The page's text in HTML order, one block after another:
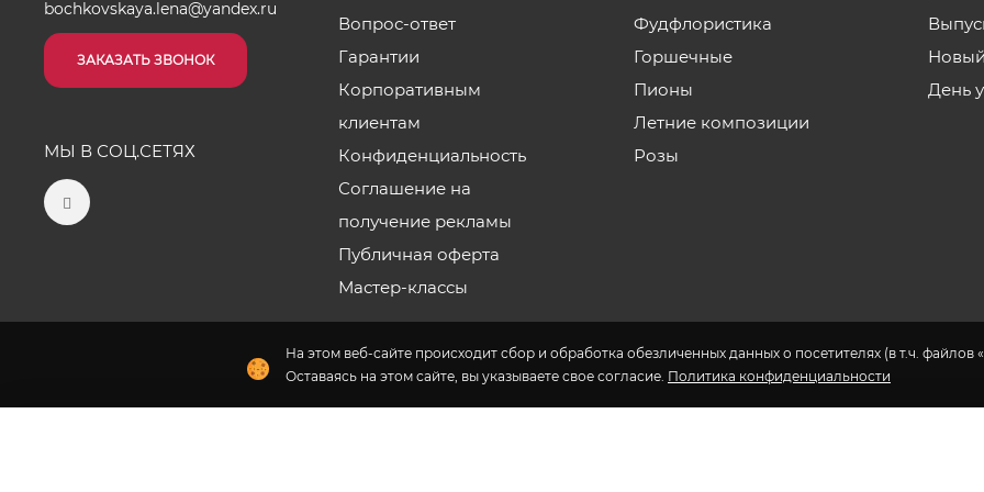
На этом веб-сайте происходит сбор и обработка обезличенных данных о посетителях (в т.ч. файлов
Оставаясь на этом сайте, вы указываете свое согласие. Политика конфиденциальности
bochkovskaya.lena@yandex.ru
ЗАКАЗАТЬ ЗВОНОК
МЫ В СОЦ.СЕТЯХ
Вопрос-ответ
Гарантии
Корпоративным
клиентам
Конфиденциальность
Соглашение на
получение рекламы
Публичная оферта
Мастер-классы
Фудфлористика
Горшечные
Пионы
Летние композиции
Розы
День